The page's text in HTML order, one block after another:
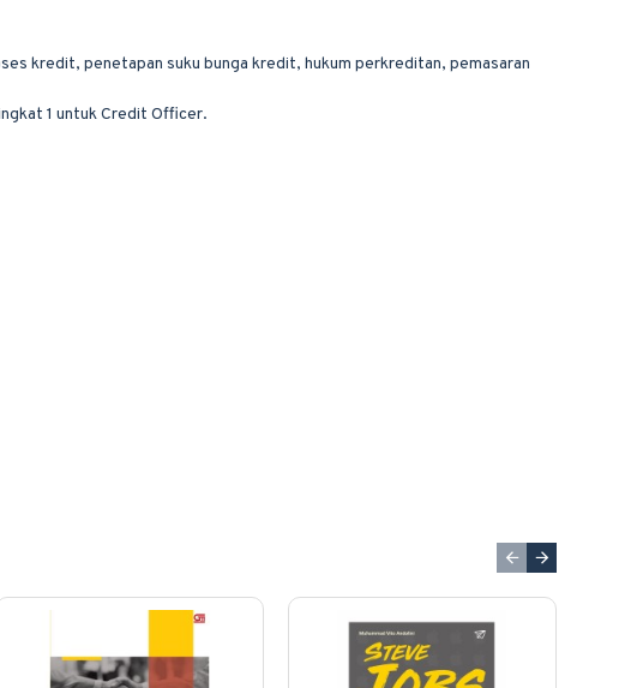
kredit, penetapan suku bunga kredit, hukum perkreditan, pemasaran
1 untuk Credit Officer.